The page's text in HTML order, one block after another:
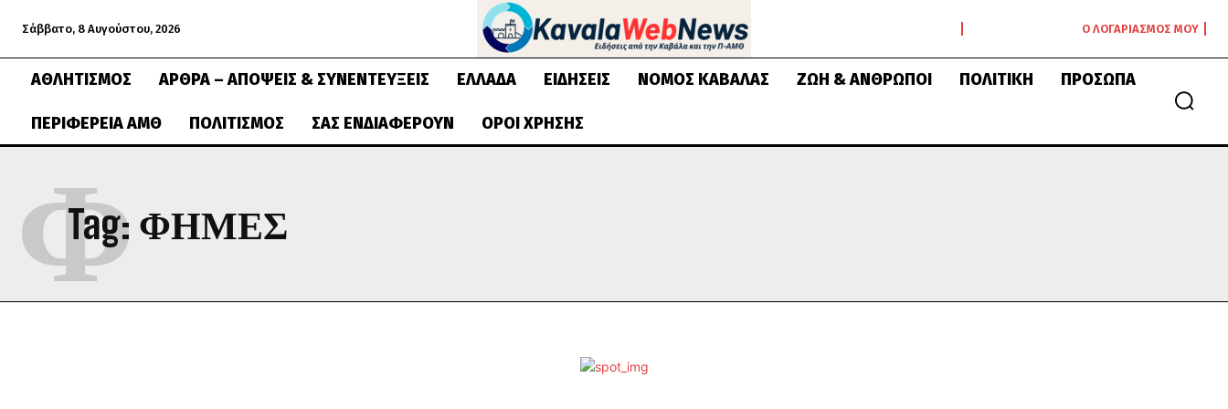
Σάββατο, 8 Αυγούστου, 2026 Ο ΛΟΓΑΡΙΑΣΜΌΣ ΜΟΥ
ΑΘΛΗΤΙΣΜΌΣ ΆΡΘΡΑ – ΑΠΌΨΕΙΣ & ΣΥΝΕΝΤΕΎΞΕΙΣ ΕΛΛΆΔΑ ΕΙΔΉΣΕΙΣ ΝΟΜΌΣ ΚΑΒΆΛΑΣ ΖΩΉ & ΆΝΘΡΩΠΟΙ ΠΟΛΙΤΙΚΉ ΠΡΌΣΩΠΑ
ΠΕΡΙΦΈΡΕΙΑ ΑΜΘ ΠΟΛΙΤΙΣΜΌΣ ΣΑΣ ΕΝΔΙΑΦΈΡΟΥΝ ΌΡΟΙ ΧΡΉΣΗΣ
Tag: ΦΗΜΕΣ
Φ